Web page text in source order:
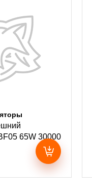
65W 30000